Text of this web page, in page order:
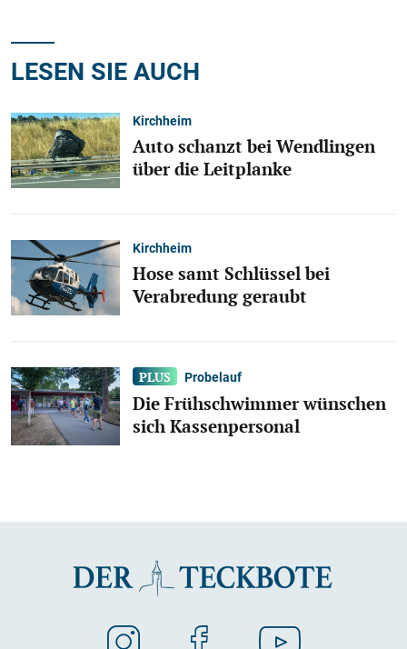
LESEN SIE AUCH
Kirchheim
Auto schanzt bei Wendlingen
über die Leitplanke
Kirchheim
Hose samt Schlüssel bei
Verabredung geraubt
Probelauf
Die Frühschwimmer wünschen
sich Kassenpersonal